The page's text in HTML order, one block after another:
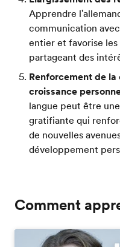
Apprendre
communication
entier et favorise les
partageant des
Renforcement de
croissance
langue peut être
gratifiante qui
de nouvelles
développement
Comment